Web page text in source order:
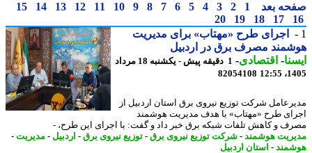
بعد
1
2
3
4
5
6
7
8
9
10
11
12
13
14
15
17
18
19
20
اجرای طرح «مهتاب» برای مدیریت
مصرف برق در اردبیل
-اقتصادی-
1 دقیقه پیش - یکشنبه 18 مرداد
82054108
شرکت توزیع نیروی برق استان اردبیل از
طرح «مهتاب» با هدف مدیریت هوشمند
و کاهش تلفات شبکه برق خبر داد و گفت: با اجرای این طرح، -
هوشمند-شرکت توزیع نیروی برق - توزیع نیروی برق - اردبیل -مدیریت-
-استان اردبیل